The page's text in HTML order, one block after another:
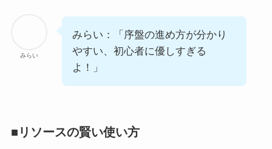
みらい
みらい：「序盤の進め方が分かり
やすい、初心者に優しすぎる
よ！」
■リソースの賢い使い方